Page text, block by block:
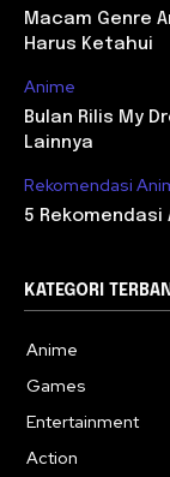
Macam Genre
Harus Ketahui
Anime
Bulan Rilis My
Lainnya
Rekomendasi
5 Rekomendasi
KATEGORI
Anime
Games
Entertainment
Action